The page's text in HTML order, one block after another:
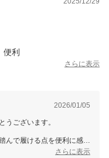
利
さらに表示
2026/01/05
うございます。
んで履ける点を便利に感じ
さらに表示